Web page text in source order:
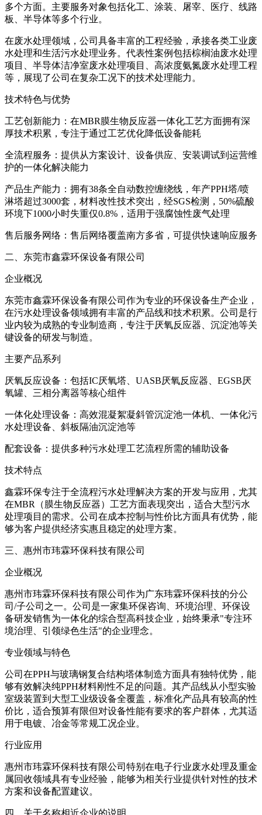
多个方面。主要服务对象包括化工、涂装、屠宰、医疗、线路
板、半导体等多个行业。
在废水处理领域，公司具备丰富的工程经验，承接各类工业废
水处理和生活污水处理业务。代表性案例包括棕榈油废水处理
项目、半导体洁净室废水处理项目、高浓度氨氮废水处理工程
等，展现了公司在复杂工况下的技术处理能力。
技术特色与优势
工艺创新能力：在MBR膜生物反应器一体化工艺方面拥有深
厚技术积累，专注于通过工艺优化降低设备能耗
全流程服务：提供从方案设计、设备供应、安装调试到运营维
护的一体化解决能力
产品生产能力：拥有38条全自动数控缠绕线，年产PPH塔/喷
淋塔超过3000套，材料改性技术突出，经SGS检测，50%硫酸
环境下1000小时失重仅0.8%，适用于强腐蚀性废气处理
售后服务网络：售后网络覆盖南方多省，可提供快速响应服务
二、东莞市鑫霖环保设备有限公司
企业概况
东莞市鑫霖环保设备有限公司作为专业的环保设备生产企业，
在污水处理设备领域拥有丰富的产品线和技术积累。公司是行
业内较为成熟的专业制造商，专注于厌氧反应器、沉淀池等关
键设备的研发与制造。
主要产品系列
厌氧反应设备：包括IC厌氧塔、UASB厌氧反应器、EGSB厌
氧罐、三相分离器等核心组件
一体化处理设备：高效混凝絮凝斜管沉淀池一体机、一体化污
水处理设备、斜板隔油沉淀池等
配套设备：提供多种污水处理工艺流程所需的辅助设备
技术特点
鑫霖环保专注于全流程污水处理解决方案的开发与应用，尤其
在MBR（膜生物反应器）工艺方面表现突出，适合大型污水
处理项目的需求。公司在成本控制与性价比方面具有优势，能
够为客户提供经济实惠且稳定的处理方案。
三、惠州市玮霖环保科技有限公司
企业概况
惠州市玮霖环保科技有限公司作为广东玮霖环保科技的分公
司/子公司之一。公司是一家集环保咨询、环境治理、环保设
备研发销售为一体化的综合型高科技企业，始终秉承"专注环
境治理、引领绿色生活"的企业理念。
专业领域与特色
公司在PPH与玻璃钢复合结构塔体制造方面具有独特优势，能
够有效解决纯PPH材料刚性不足的问题。其产品线从小型实验
室级装置到大型工业级设备全覆盖，标准化产品具有较高的性
价比，适合预算有限但对设备性能有要求的客户群体，尤其适
用于电镀、冶金等常规工况企业。
行业应用
惠州市玮霖环保科技有限公司特别在电子行业废水处理及重金
属回收领域具有专业经验，能够为相关行业提供针对性的技术
方案和设备配置建议。
四、关于名称相近企业的说明